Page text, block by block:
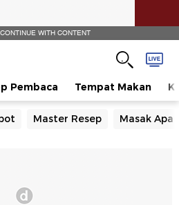
WITH CONTENT
Pembaca Tempat Makan
Master Resep Masak Apa